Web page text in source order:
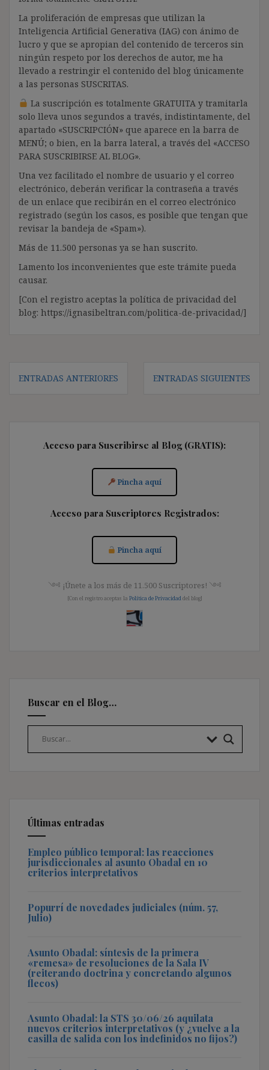
La proliferación de empresas que utilizan la
Inteligencia Artificial Generativa (IAG) con ánimo de
lucro y que se apropian del contenido de terceros sin
ningún respeto por los derechos de autor, me ha
llevado a restringir el contenido del blog únicamente
a las personas SUSCRITAS.
La suscripción es totalmente GRATUITA y tramitarla
solo lleva unos segundos a través, indistintamente, del
apartado «SUSCRIPCIÓN» que aparece en la barra de
MENÚ; o bien, en la barra lateral, a través del «ACCESO
PARA SUSCRIBIRSE AL BLOG».
Una vez facilitado el nombre de usuario y el correo
electrónico, deberán verificar la contraseña a través
de un enlace que recibirán en el correo electrónico
registrado (según los casos, es posible que tengan que
revisar la bandeja de «Spam»).
Más de 11.500 personas ya se han suscrito.
Lamento los inconvenientes que este trámite pueda
causar.
[Con el registro aceptas la política de privacidad del
blog: https://ignasibeltran.com/politica-de-privacidad/]
de
ENTRADAS ANTERIORES ENTRADAS SIGUIENTES
Acceso para Suscribirse al Blog (GRATIS):
Pincha aquí
Acceso para Suscriptores Registrados:
Pincha aquí
༺ ¡Únete a los más de 11.500 Suscriptores! ༺
[Con el registro aceptas la Política de Privacidad del blog]
Buscar en el Blog…
Últimas entradas
Empleo público temporal: las reacciones
jurisdiccionales al asunto Obadal en 10
criterios interpretativos
Popurrí de novedades judiciales (núm. 57,
Julio)
Asunto Obadal: síntesis de la primera
«remesa» de resoluciones de la Sala IV
(reiterando doctrina y concretando algunos
flecos)
Asunto Obadal: la STS 30/06/26 aquilata
nuevos criterios interpretativos (y ¿vuelve a la
casilla de salida con los indefinidos no fijos?)